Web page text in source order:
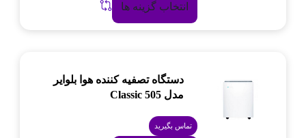
انتخاب گزینه ها
دستگاه تصفیه کننده هوا بلوایر
مدل Classic 505
تماس بگیرید